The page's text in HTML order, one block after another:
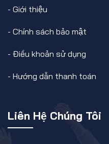
- Giới thiệu
- Chính sách bảo mật
- Điều khoản sử dụng
- Hướng dẫn thanh toán
Liên Hệ Chúng Tôi